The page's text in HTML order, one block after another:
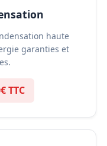
haute
garanties et
TTC